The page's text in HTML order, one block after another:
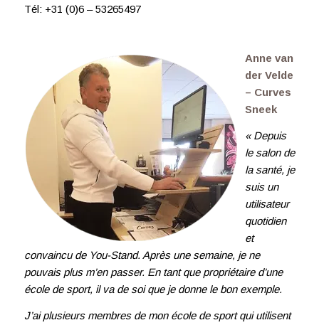
Tél: +31 (0)6 – 53265497
Anne van
der Velde
– Curves
Sneek
« Depuis
le salon de
la santé, je
suis un
utilisateur
quotidien
et
convaincu de You-Stand. Après une semaine, je ne
pouvais plus m’en passer. En tant que propriétaire d’une
école de sport, il va de soi que je donne le bon exemple.
J’ai plusieurs membres de mon école de sport qui utilisent